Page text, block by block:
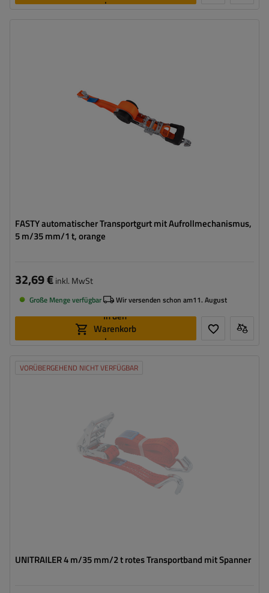
legen
FASTY automatischer Transportgurt mit Aufrollmechanismus,
5 m/35 mm/1 t, orange
32,69 €inkl. MwSt
Große Menge verfügbar Wir versenden schon am11. August
In den
Warenkorb
legen
VORÜBERGEHEND NICHT VERFÜGBAR
UNITRAILER 4 m/35 mm/2 t rotes Transportband mit Spanner